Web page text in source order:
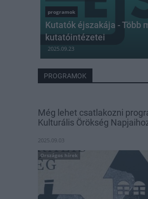
programok
Kutatók éjszakája - Több
kutatóintézetei
2025.09.23
PROGRAMOK
Még lehet csatlakozni
Kulturális Örökség
2025.09.03
Országos hírek